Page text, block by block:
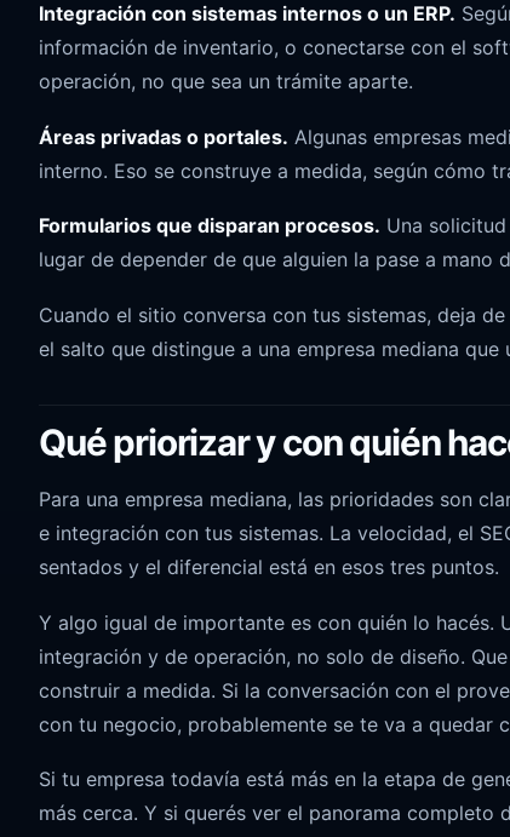
Integración con sistemas internos o un ERP.
información de inventario, o conectarse con el
operación, no que sea un trámite aparte.
Áreas privadas o portales. Algunas empresas
interno. Eso se construye a medida, según cómo
Formularios que disparan procesos. Una
lugar de depender de que alguien la pase a mano
Cuando el sitio conversa con tus sistemas, deja
el salto que distingue a una empresa mediana
Qué priorizar y con quién
Para una empresa mediana, las prioridades son
e integración con tus sistemas. La velocidad, el
sentados y el diferencial está en esos tres puntos.
Y algo igual de importante es con quién lo hacés.
integración y de operación, no solo de diseño.
construir a medida. Si la conversación con el
con tu negocio, probablemente se te va a quedar
Si tu empresa todavía está más en la etapa de
más cerca. Y si querés ver el panorama completo